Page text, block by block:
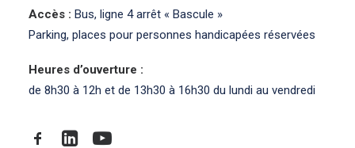
Accès : Bus, ligne 4 arrêt « Bascule »
Parking, places pour personnes handicapées réservées
Heures d’ouverture :
de 8h30 à 12h et de 13h30 à 16h30 du lundi au vendredi